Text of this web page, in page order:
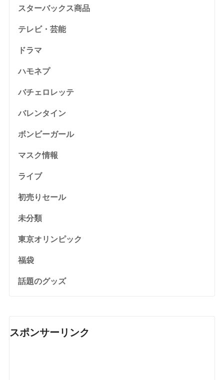
スターバックス商品
テレビ・芸能
ドラマ
ハモネプ
バチェロレッテ
バレンタイン
ボンビーガール
マスク情報
ライブ
初売りセール
未分類
東京オリンピック
福袋
話題のグッズ
スポンサーリンク